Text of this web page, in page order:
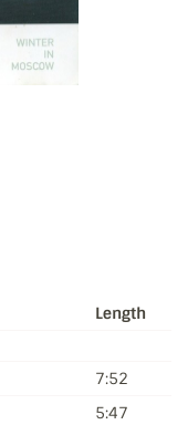
Length
7:52
5:47